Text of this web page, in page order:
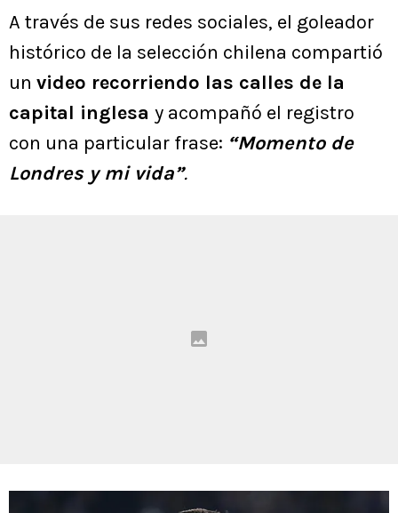
A través de sus redes sociales, el goleador
histórico de la selección chilena compartió
un video recorriendo las calles de la
capital inglesa y acompañó el registro
con una particular frase: “Momento de
Londres y mi vida”.